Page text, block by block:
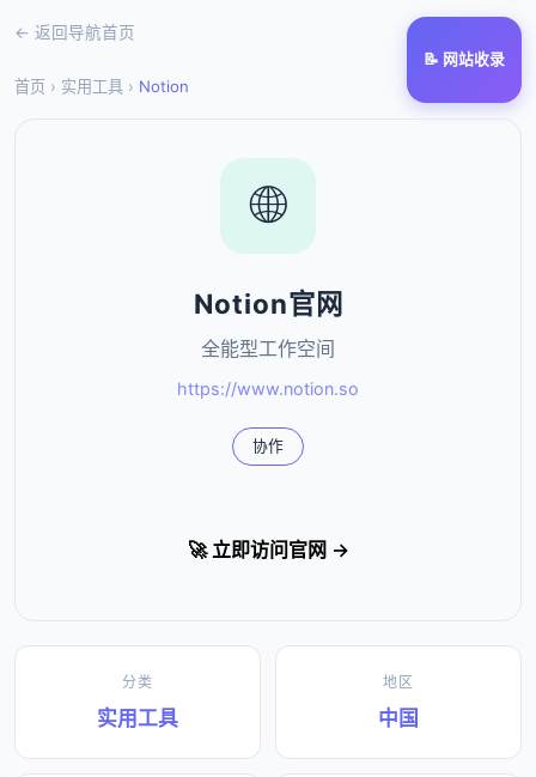
📝 网站收录
← 返回导航首页
首页 › 实用工具 › Notion
🌐
Notion官网
全能型工作空间
https://www.notion.so
协作
🚀 立即访问官网 →
分类
实用工具
地区
中国